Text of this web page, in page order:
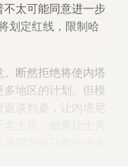
太可能同意进一步
划定红线，限制哈
断然拒绝将使内塔
地区的计划。但模
谈判桌，让内塔尼